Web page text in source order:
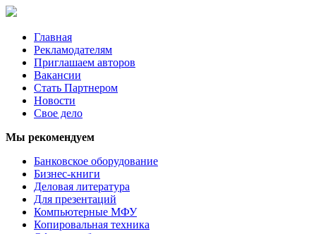
Главная
Рекламодателям
Приглашаем авторов
Вакансии
Стать Партнером
Новости
Свое дело
Мы рекомендуем
Банковское оборудование
Бизнес-книги
Деловая литература
Для презентаций
Компьютерные МФУ
Копировальная техника